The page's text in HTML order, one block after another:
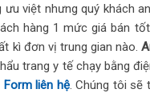
việt nhưng quý khách
hàng 1 mức giá bán
kì đơn vị trung gian nào.
trang y tế chạy bằng
Form liên hệ. Chúng tôi sẽ